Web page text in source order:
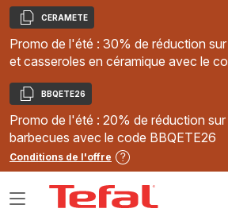
Copier
CERAMETE
Promo de l'été : 30% de réduction
et casseroles en céramique avec le
Copier
BBQETE26
Promo de l'été : 20% de réduction
barbecues avec le code BBQETE26
Conditions de l'offre
Ouvrir